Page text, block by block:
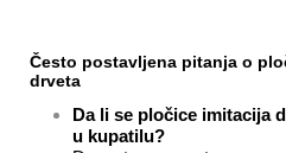
Često postavljena pitanja o
drveta
Da li se pločice imitacija
u kupatilu?